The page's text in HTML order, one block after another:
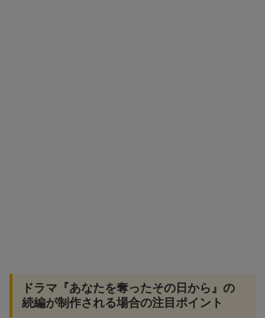
ドラマ『あなたを奪ったその日から』の
続編が制作される場合の注目ポイント